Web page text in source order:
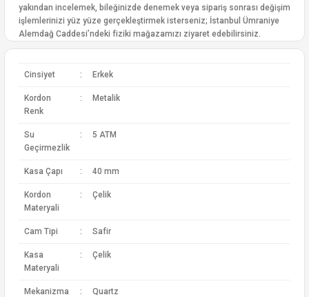
yakından incelemek, bileğinizde denemek veya sipariş sonrası değişim
işlemlerinizi yüz yüze gerçekleştirmek isterseniz; İstanbul Ümraniye
Alemdağ Caddesi’ndeki fiziki mağazamızı ziyaret edebilirsiniz.
Cinsiyet : Erkek
Kordon
Renk
: Metalik
Su
Geçirmezlik
: 5 ATM
Kasa Çapı : 40 mm
Kordon
Materyali
: Çelik
Cam Tipi : Safir
Kasa
Materyali
: Çelik
Mekanizma : Quartz